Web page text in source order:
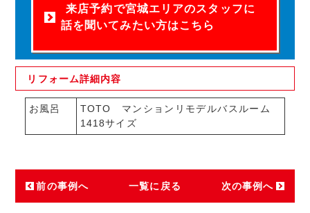
来店予約で宮城エリアのスタッフに
話を聞いてみたい方はこちら
リフォーム詳細内容
お風呂
TOTO マンションリモデルバスルーム
1418サイズ
前の事例へ 一覧に戻る 次の事例へ